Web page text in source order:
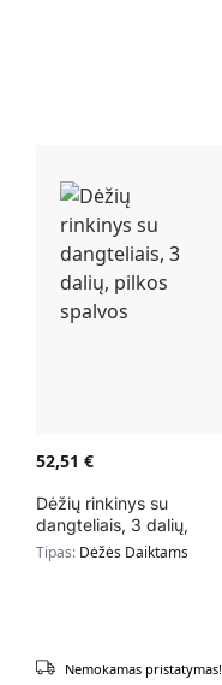
52,51€
Dėžių rinkinys su
dangteliais, 3 dalių,
pilkos spalvos
Tipas: Dėžės Daiktams
Nemokamas pristatymas!